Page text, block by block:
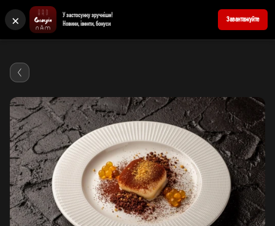
×
У застосунку зручніше!
Новини, івенти, бонуси
Завантажуйте
+380676205858 Забронювати стіл